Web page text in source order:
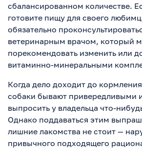
сбалансированном количестве.
готовите пищу для своего
обязательно
ветеринарным врачом, который
порекомендовать изменить или
витаминно-минеральными
Когда дело доходит до
собаки бывают привередливыми
выпросить у владельца что-
Однако поддаваться этим
лишние лакомства не стоит —
привычного подходящего